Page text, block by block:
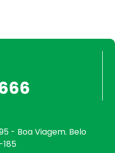
- Boa Viagem. Belo